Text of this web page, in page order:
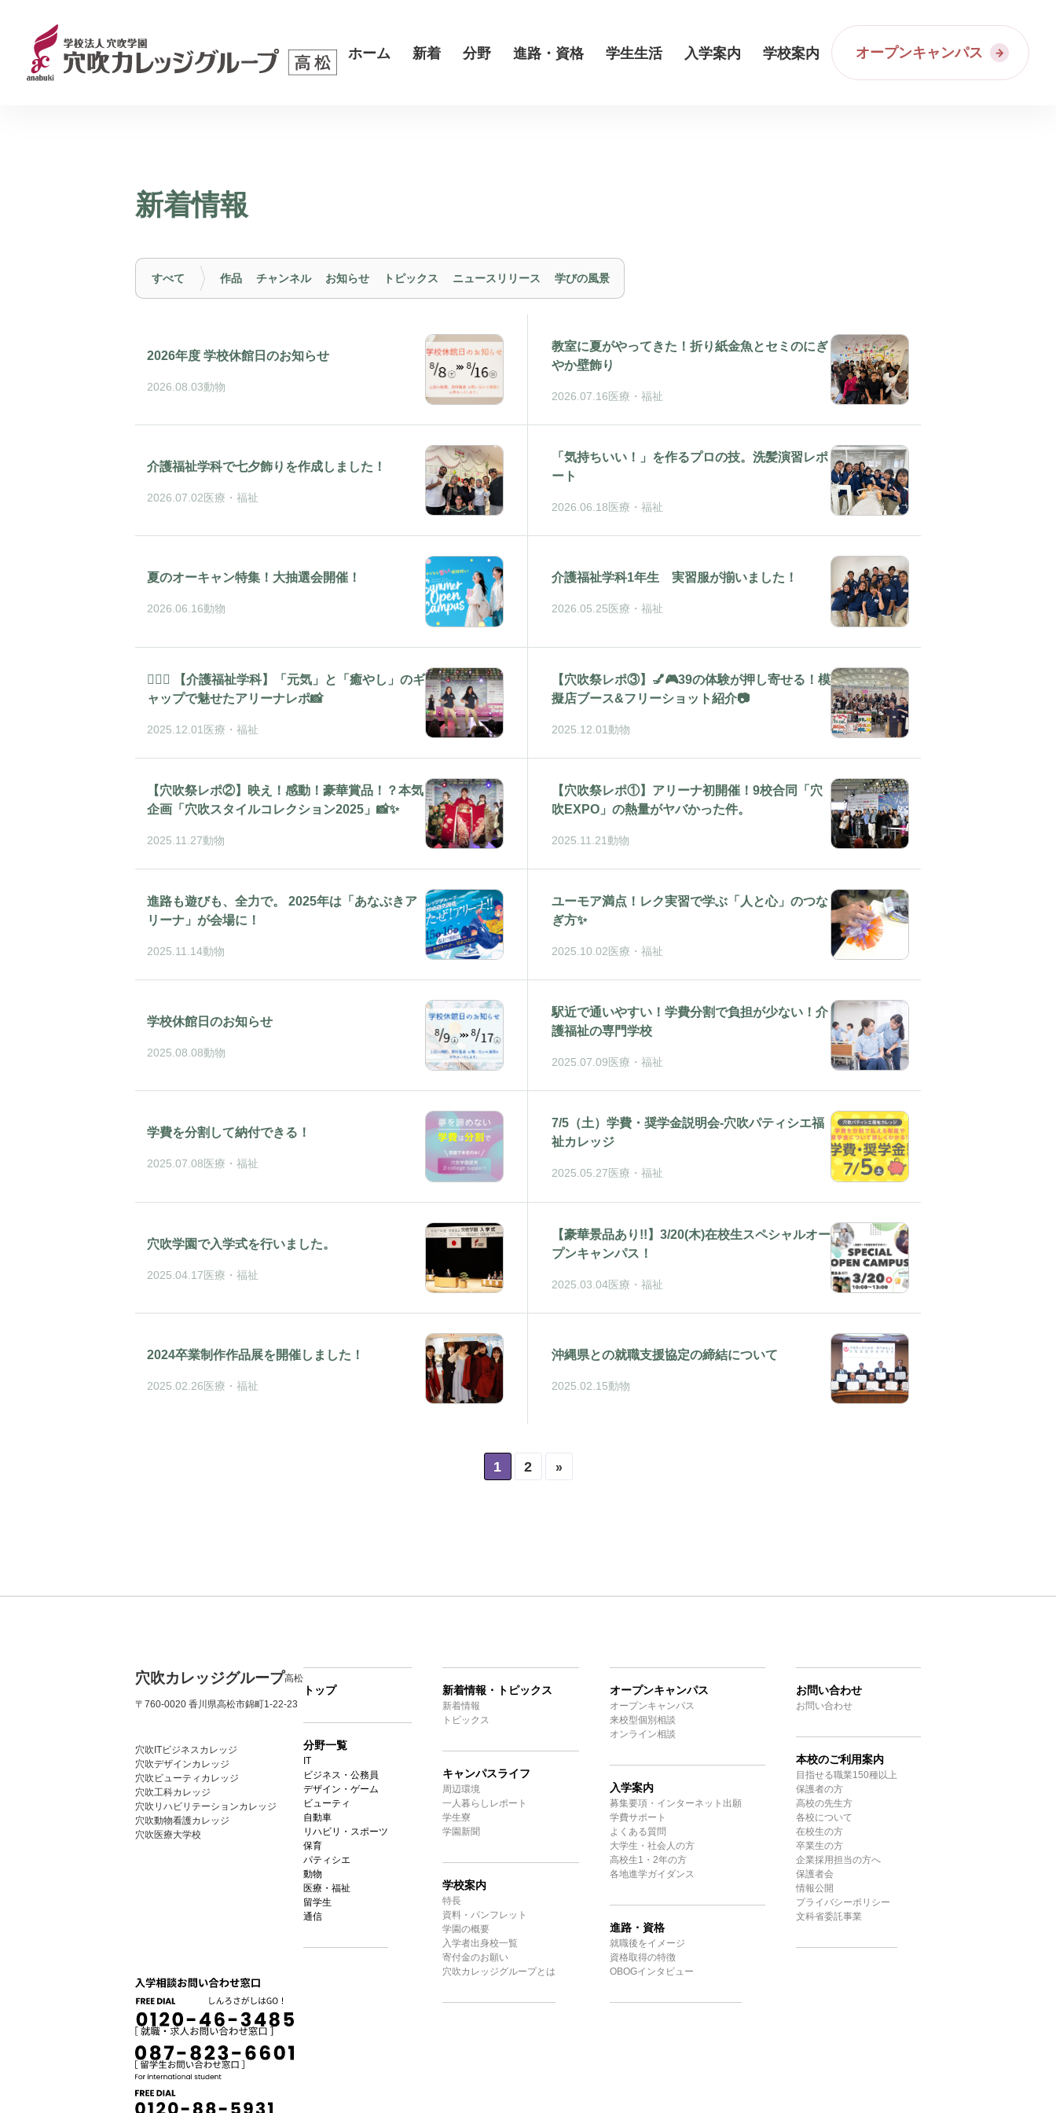
ホーム 新着 分野 進路・資格 学生生活 入学案内 学校案内 オープンキャンパス
新着情報
すべて 作品 チャンネル お知らせ トピックス ニュースリリース 学びの風景
2026年度 学校休館日のお知らせ
2026.08.03動物
教室に夏がやってきた！折り紙金魚とセミのにぎ
やか壁飾り
2026.07.16医療・福祉
介護福祉学科で七夕飾りを作成しました！
2026.07.02医療・福祉
「気持ちいい！」を作るプロの技。洗髪演習レポ
ート
2026.06.18医療・福祉
夏のオーキャン特集！大抽選会開催！
2026.06.16動物
介護福祉学科1年生 実習服が揃いました！
2026.05.25医療・福祉
🏃‍♂️✨ 【介護福祉学科】「元気」と「癒やし」のギ
ャップで魅せたアリーナレポ📸
2025.12.01 医療・福祉
【穴吹祭レポ③】💅🎮39の体験が押し寄せる！模
擬店ブース&フリーショット紹介📷
2025.12.01動物
【穴吹祭レポ②】映え！感動！豪華賞品！？本気
企画「穴吹スタイルコレクション2025」📸✨
2025.11.27動物
【穴吹祭レポ①】アリーナ初開催！9校合同「穴
吹EXPO」の熱量がヤバかった件。
2025.11.21動物
進路も遊びも、全力で。 2025年は「あなぶきア
リーナ」が会場に！
2025.11.14動物
ユーモア満点！レク実習で学ぶ「人と心」のつな
ぎ方✨
2025.10.02医療・福祉
学校休館日のお知らせ
2025.08.08動物
駅近で通いやすい！学費分割で負担が少ない！介
護福祉の専門学校
2025.07.09医療・福祉
学費を分割して納付できる！
2025.07.08医療・福祉
7/5（土）学費・奨学金説明会-穴吹パティシエ福
祉カレッジ
2025.05.27医療・福祉
穴吹学園で入学式を行いました。
2025.04.17医療・福祉
【豪華景品あり!!】3/20(木)在校生スペシャルオー
プンキャンパス！
2025.03.04医療・福祉
2024卒業制作作品展を開催しました！
2025.02.26医療・福祉
沖縄県との就職支援協定の締結について
2025.02.15動物
1 2 »
穴吹カレッジグループ高松
〒760-0020 香川県高松市錦町1-22-23
穴吹ITビジネスカレッジ
穴吹デザインカレッジ
穴吹ビューティカレッジ
穴吹工科カレッジ
穴吹リハビリテーションカレッジ
穴吹動物看護カレッジ
穴吹医療大学校
トップ
分野一覧
IT
ビジネス・公務員
デザイン・ゲーム
ビューティ
自動車
リハビリ・スポーツ
保育
パティシエ
動物
医療・福祉
留学生
通信
新着情報・トピックス
新着情報
トピックス
キャンパスライフ
周辺環境
一人暮らしレポート
学生寮
学園新聞
学校案内
特長
資料・パンフレット
学園の概要
入学者出身校一覧
寄付金のお願い
穴吹カレッジグループとは
オープンキャンパス
オープンキャンパス
来校型個別相談
オンライン相談
入学案内
募集要項・インターネット出願
学費サポート
よくある質問
大学生・社会人の方
高校生1・2年の方
各地進学ガイダンス
進路・資格
就職後をイメージ
資格取得の特徴
OBOGインタビュー
お問い合わせ
お問い合わせ
本校のご利用案内
目指せる職業150種以上
保護者の方
高校の先生方
各校について
在校生の方
卒業生の方
企業採用担当の方へ
保護者会
情報公開
プライバシーポリシー
文科省委託事業